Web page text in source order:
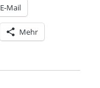
E-Mail
Mehr